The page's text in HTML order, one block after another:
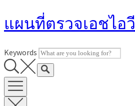
to
แผนที่ตรวจเอชไอวี
Keywords